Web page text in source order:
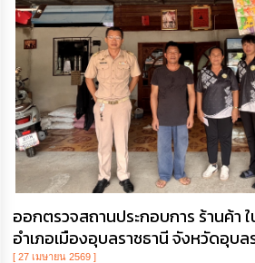
ออกตรวจสถานประกอบการ ร้านค้า
อำเภอเมืองอุบลราชธานี จังหวัดอุบล
[ 27 เมษายน 2569 ]